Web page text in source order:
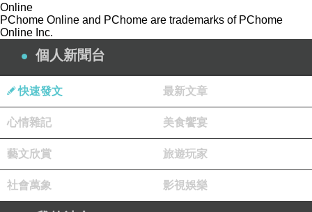
定,
經本院於民國
及辯論期日當庭通知、
曉諭其更正本件應受判決事項之聲明,
原告迄未補正
茲以裁定再通知如下
芭樂地政事務所已於
年9月2日
土地複丈成果圖到法院,
並經本院於同年月
日將上開成果圖寄達原告
同時函請原告依該圖更正訴之聲明第
想請問法官大人:
Online
PChome Online and PChome are trademarks of PChome
Online Inc.
個人新聞台
快速發文 最新文章
心情雜記 美食饗宴
藝文欣賞 旅遊玩家
社會萬象 影視娛樂